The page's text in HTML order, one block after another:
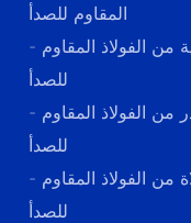
المقاوم للصدأ
- غلاية من الفولاذ المقاوم
للصدأ
- قدر من الفولاذ المقاوم
للصدأ
- مقلاة من الفولاذ المقاوم
للصدأ